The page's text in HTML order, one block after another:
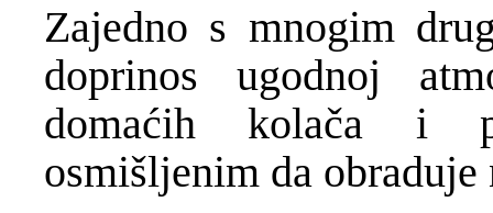
Zajedno s mnogim
doprinos ugodnoj
domaćih kolača i
osmišljenim da